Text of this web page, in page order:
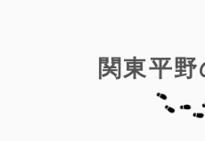
関東平